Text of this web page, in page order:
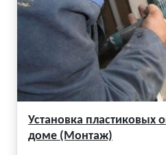
Установка пластиковых
доме (Монтаж)